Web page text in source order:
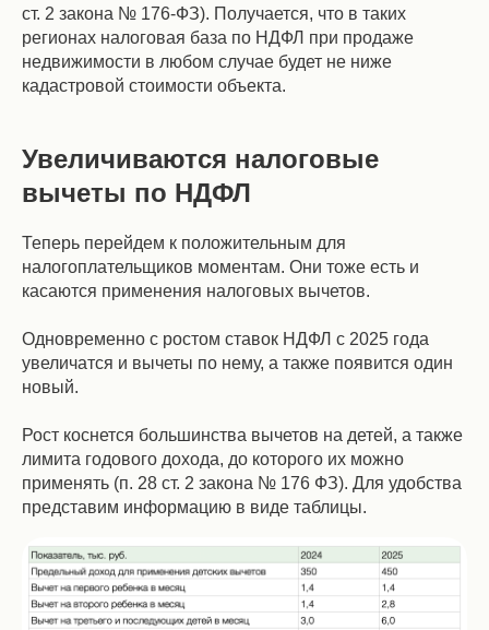
ст. 2 закона № 176-ФЗ). Получается, что в таких
регионах налоговая база по НДФЛ при продаже
недвижимости в любом случае будет не ниже
кадастровой стоимости объекта.
Увеличиваются налоговые
вычеты по НДФЛ
Теперь перейдем к положительным для
налогоплательщиков моментам. Они тоже есть и
касаются применения налоговых вычетов.
Одновременно с ростом ставок НДФЛ с 2025 года
увеличатся и вычеты по нему, а также появится один
новый.
Рост коснется большинства вычетов на детей, а также
лимита годового дохода, до которого их можно
применять (п. 28 ст. 2 закона № 176 ФЗ). Для удобства
представим информацию в виде таблицы.